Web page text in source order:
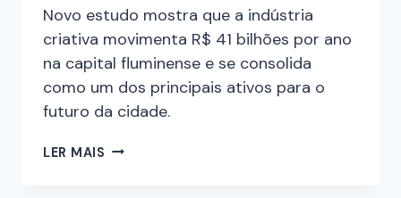
Novo estudo mostra que a indústria
criativa movimenta R$ 41 bilhões por ano
na capital fluminense e se consolida
como um dos principais ativos para o
futuro da cidade.
LER MAIS